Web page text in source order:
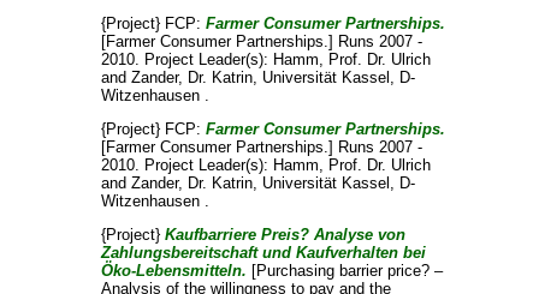
{Project} FCP: Farmer Consumer Partnerships.
[Farmer Consumer Partnerships.] Runs 2007 -
2010. Project Leader(s): Hamm, Prof. Dr. Ulrich
and Zander, Dr. Katrin, Universität Kassel, D-
Witzenhausen .
{Project} FCP: Farmer Consumer Partnerships.
[Farmer Consumer Partnerships.] Runs 2007 -
2010. Project Leader(s): Hamm, Prof. Dr. Ulrich
and Zander, Dr. Katrin, Universität Kassel, D-
Witzenhausen .
{Project} Kaufbarriere Preis? Analyse von
Zahlungsbereitschaft und Kaufverhalten bei
Öko-Lebensmitteln. [Purchasing barrier price? –
Analysis of the willingness to pay and the